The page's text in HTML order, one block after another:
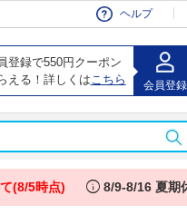
ヘルプ
登録で550円クーポン
える！詳しくは こちら 会員登録
(8/5時点) info 8/9-8/16 夏期